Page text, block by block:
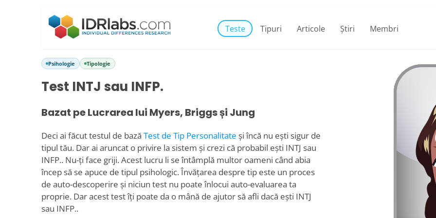
Teste Tipuri Articole Știri Membri
Psihologie Tipologie
Test INTJ sau INFP.
Bazat pe Lucrarea lui Myers, Briggs și Jung
Deci ai făcut testul de bază Test de Tip Personalitate și încă nu ești sigur de
tipul tău. Dar ai aruncat o privire la sistem și crezi că probabil ești INTJ sau
INFP.. Nu-ți face griji. Acest lucru li se întâmplă multor oameni când abia
încep să se apuce de tipul psihologic. Învățarea despre tip este un proces
de auto-descoperire și niciun test nu poate înlocui auto-evaluarea ta
proprie. Dar acest test îți poate da o mână de ajutor să afli dacă ești INTJ
sau INFP..